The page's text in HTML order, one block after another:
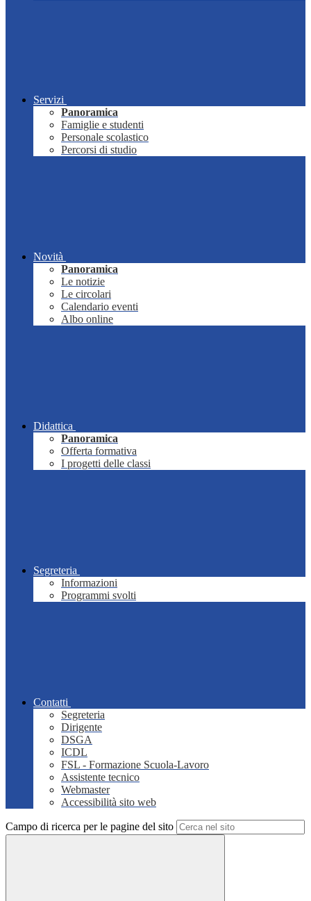
Servizi
Panoramica
Famiglie e studenti
Personale scolastico
Percorsi di studio
Novità
Panoramica
Le notizie
Le circolari
Calendario eventi
Albo online
Didattica
Panoramica
Offerta formativa
I progetti delle classi
Segreteria
Informazioni
Programmi svolti
Contatti
Segreteria
Dirigente
DSGA
ICDL
FSL - Formazione Scuola-Lavoro
Assistente tecnico
Webmaster
Accessibilità sito web
Campo di ricerca per le pagine del sito